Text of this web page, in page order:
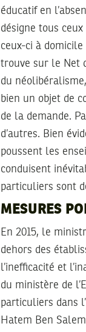
éducatif en
désigne tous
ceux-ci à
trouve sur le Net
du
bien un objet de
de la demande.
d’autres. Bien
poussent les
conduisent
particuliers sont
MESURES
En 2015, le
dehors des
l’inefficacité et
du ministère de
particuliers dans
Hatem Ben